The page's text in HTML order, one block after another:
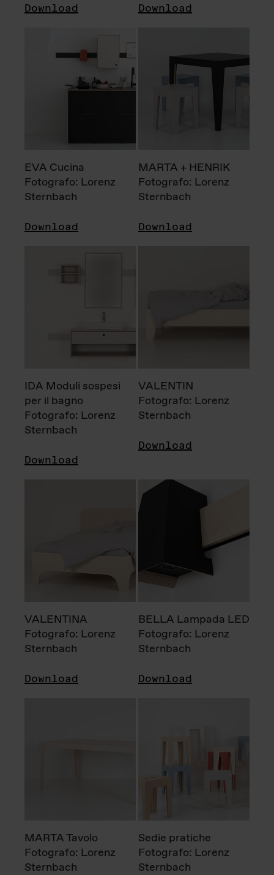
Download Download
EVA Cucina
Fotografo: Lorenz
Sternbach
Download
MARTA + HENRIK
Fotografo: Lorenz
Sternbach
Download
IDA Moduli sospesi
per il bagno
Fotografo: Lorenz
Sternbach
Download
VALENTIN
Fotografo: Lorenz
Sternbach
Download
VALENTINA
Fotografo: Lorenz
Sternbach
Download
BELLA Lampada LED
Fotografo: Lorenz
Sternbach
Download
MARTA Tavolo
Fotografo: Lorenz
Sternbach
Sedie pratiche
Fotografo: Lorenz
Sternbach